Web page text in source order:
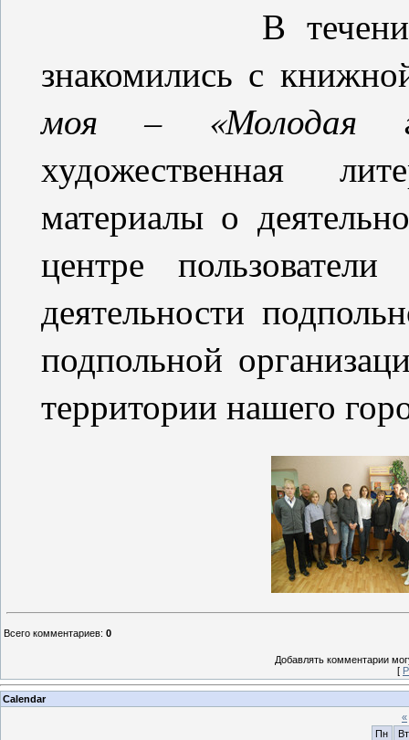
В течение дня
знакомились с
моя – «Молодая
художественная
материалы о
центре
деятельности
подпольной
территории нашего
Всего комментариев: 0
Добавлять комментарии
[
Calendar
«
Пн
Вт